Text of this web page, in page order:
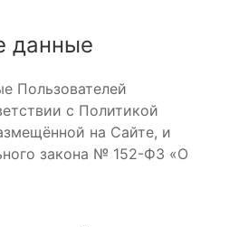
данные
Пользователей
с Политикой
на Сайте, и
закона № 152-ФЗ «О